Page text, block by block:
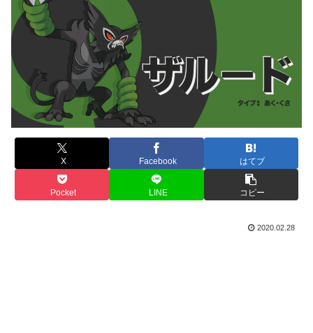
X Facebook はてブ
Pocket LINE コピー
2020.02.28